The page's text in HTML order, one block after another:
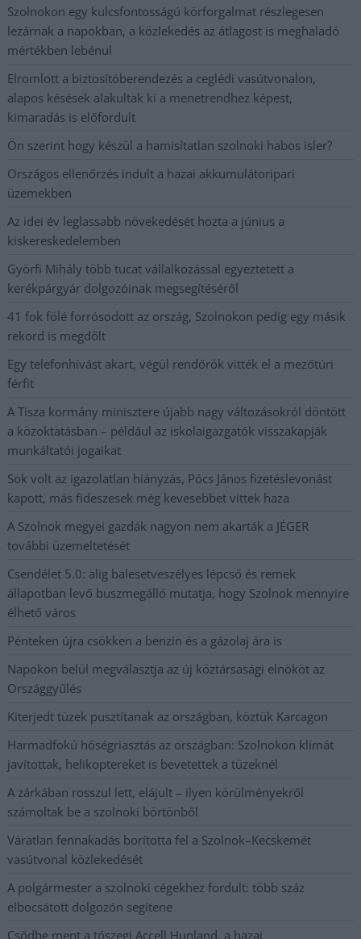
Szolnokon egy kulcsfontosságú körforgalmat részlegesen
lezárnak a napokban, a közlekedés az átlagost is meghaladó
mértékben lebénul
Elromlott a biztosítóberendezés a ceglédi vasútvonalon,
alapos késések alakultak ki a menetrendhez képest,
kimaradás is előfordult
Ön szerint hogy készül a hamisítatlan szolnoki habos isler?
Országos ellenőrzés indult a hazai akkumulátoripari
üzemekben
Az idei év leglassabb növekedését hozta a június a
kiskereskedelemben
Györfi Mihály több tucat vállalkozással egyeztetett a
kerékpárgyár dolgozóinak megsegítéséről
41 fok fölé forrósodott az ország, Szolnokon pedig egy másik
rekord is megdőlt
Egy telefonhívást akart, végül rendőrök vitték el a mezőtúri
férfit
A Tisza kormány minisztere újabb nagy változásokról döntött
a közoktatásban – például az iskolaigazgatók visszakapják
munkáltatói jogaikat
Sok volt az igazolatlan hiányzás, Pócs János fizetéslevonást
kapott, más fideszesek még kevesebbet vittek haza
A Szolnok megyei gazdák nagyon nem akarták a JÉGER
további üzemeltetését
Csendélet 5.0: alig balesetveszélyes lépcső és remek
állapotban levő buszmegálló mutatja, hogy Szolnok mennyire
élhető város
Pénteken újra csökken a benzin és a gázolaj ára is
Napokon belül megválasztja az új köztársasági elnököt az
Országgyűlés
Kiterjedt tüzek pusztítanak az országban, köztük Karcagon
Harmadfokú hőségriasztás az országban: Szolnokon klímát
javítottak, helikoptereket is bevetettek a tüzeknél
A zárkában rosszul lett, elájult – ilyen körülményekről
számoltak be a szolnoki börtönből
Váratlan fennakadás borította fel a Szolnok–Kecskemét
vasútvonal közlekedését
A polgármester a szolnoki cégekhez fordult: több száz
elbocsátott dolgozón segítene
Csődbe ment a tószegi Accell Hunland, a hazai